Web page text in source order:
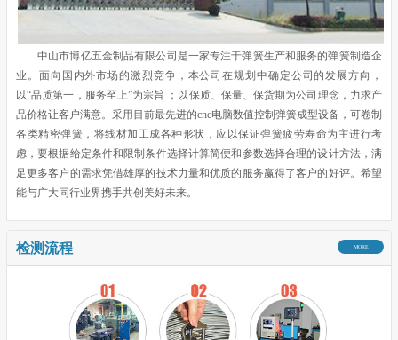
中山市博亿五金制品有限公司是一家专注于弹簧生产和服务的弹簧制造企
业。面向国内外市场的激烈竞争，本公司在规划中确定公司的发展方向，
以“品质第一，服务至上”为宗旨 ；以保质、保量、保货期为公司理念，力求产
品价格让客户满意。采用目前最先进的cnc电脑数值控制弹簧成型设备，可卷制
各类精密弹簧，将线材加工成各种形状，应以保证弹簧疲劳寿命为主进行考
虑，要根据给定条件和限制条件选择计算简便和参数选择合理的设计方法，满
足更多客户的需求凭借雄厚的技术力量和优质的服务赢得了客户的好评。希望
能与广大同行业界携手共创美好未来。
MORE
检测流程